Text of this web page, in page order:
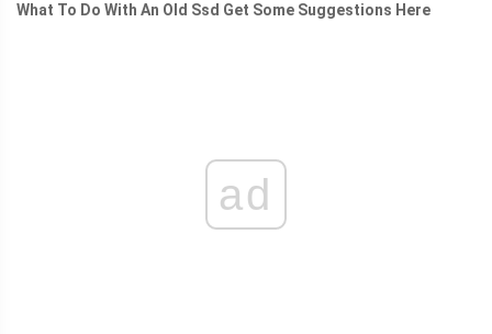
What To Do With An Old Ssd Get Some Suggestions Here
ad